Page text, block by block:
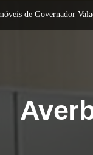
de Governador